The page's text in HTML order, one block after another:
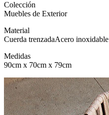
Colección
Muebles de Exterior
Material
Cuerda trenzadaAcero inoxidable
Medidas
90cm x 70cm x 79cm